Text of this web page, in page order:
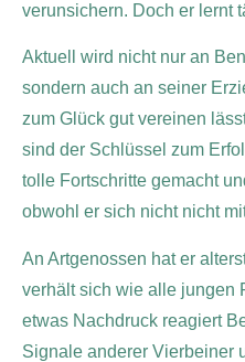
verunsichern. Doch er lernt
Aktuell wird nicht nur an
sondern auch an seiner
zum Glück gut vereinen
sind der Schlüssel zum
tolle Fortschritte gemacht
obwohl er sich nicht nicht
An Artgenossen hat er
verhält sich wie alle jungen
etwas Nachdruck reagiert
Signale anderer Vierbeiner